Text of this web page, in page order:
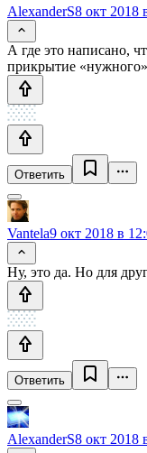
AlexanderS8 окт 2018
А где это написано,
прикрытие
Ответить
Vantela9 окт 2018 в
Ну, это да. Но для
Ответить
AlexanderS8 окт 2018